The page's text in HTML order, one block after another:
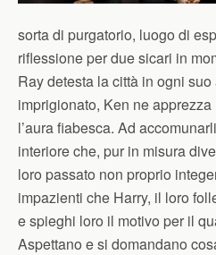
sorta di purgatorio, luogo di
riflessione per due sicari in
Ray detesta la città in ogni
imprigionato, Ken ne
l’aura fiabesca. Ad
interiore che, pur in misura
loro passato non proprio
impazienti che Harry, il loro
e spieghi loro il motivo per il
Aspettano e si domandano